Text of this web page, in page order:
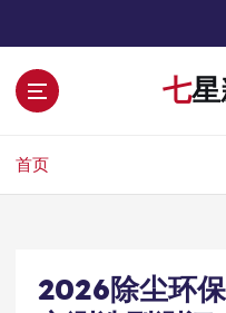
七
首页
2026除尘环